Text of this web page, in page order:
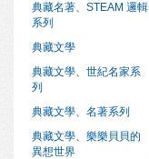
典藏名著、STEAM 邏輯
系列
典藏文學
典藏文學、世紀名家系
列
典藏文學、名著系列
典藏文學、樂樂貝貝的
異想世界